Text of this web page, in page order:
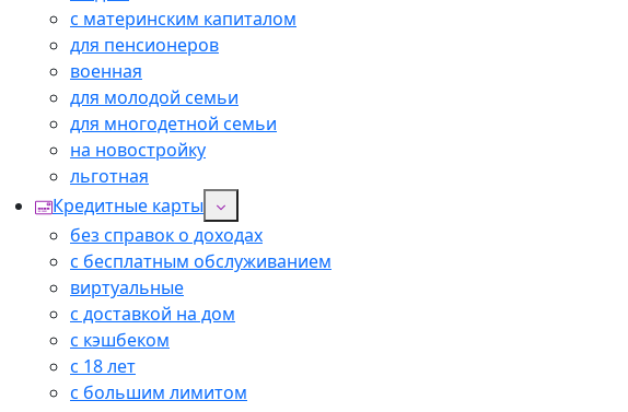
с материнским капиталом
для пенсионеров
военная
для молодой семьи
для многодетной семьи
на новостройку
льготная
Кредитные карты
без справок о доходах
с бесплатным обслуживанием
виртуальные
с доставкой на дом
с кэшбеком
с 18 лет
с большим лимитом